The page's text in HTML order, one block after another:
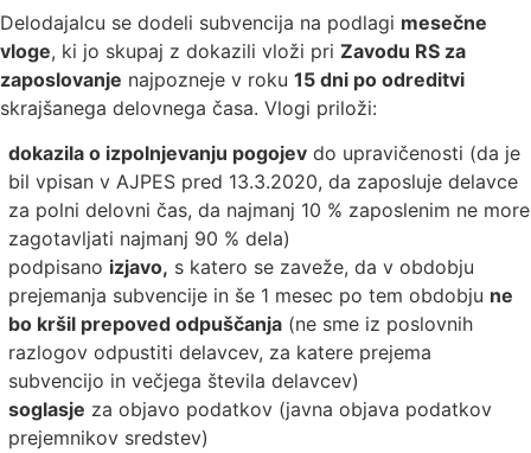
Delodajalcu se dodeli subvencija na podlagi mesečne
vloge, ki jo skupaj z dokazili vloži pri Zavodu RS za
zaposlovanje najpozneje v roku 15 dni po odreditvi
skrajšanega delovnega časa. Vlogi priloži:
dokazila o izpolnjevanju pogojev do upravičenosti (da je
bil vpisan v AJPES pred 13.3.2020, da zaposluje delavce
za polni delovni čas, da najmanj 10 % zaposlenim ne more
zagotavljati najmanj 90 % dela)
podpisano izjavo, s katero se zaveže, da v obdobju
prejemanja subvencije in še 1 mesec po tem obdobju ne
bo kršil prepoved odpuščanja (ne sme iz poslovnih
razlogov odpustiti delavcev, za katere prejema
subvencijo in večjega števila delavcev)
soglasje za objavo podatkov (javna objava podatkov
prejemnikov sredstev)